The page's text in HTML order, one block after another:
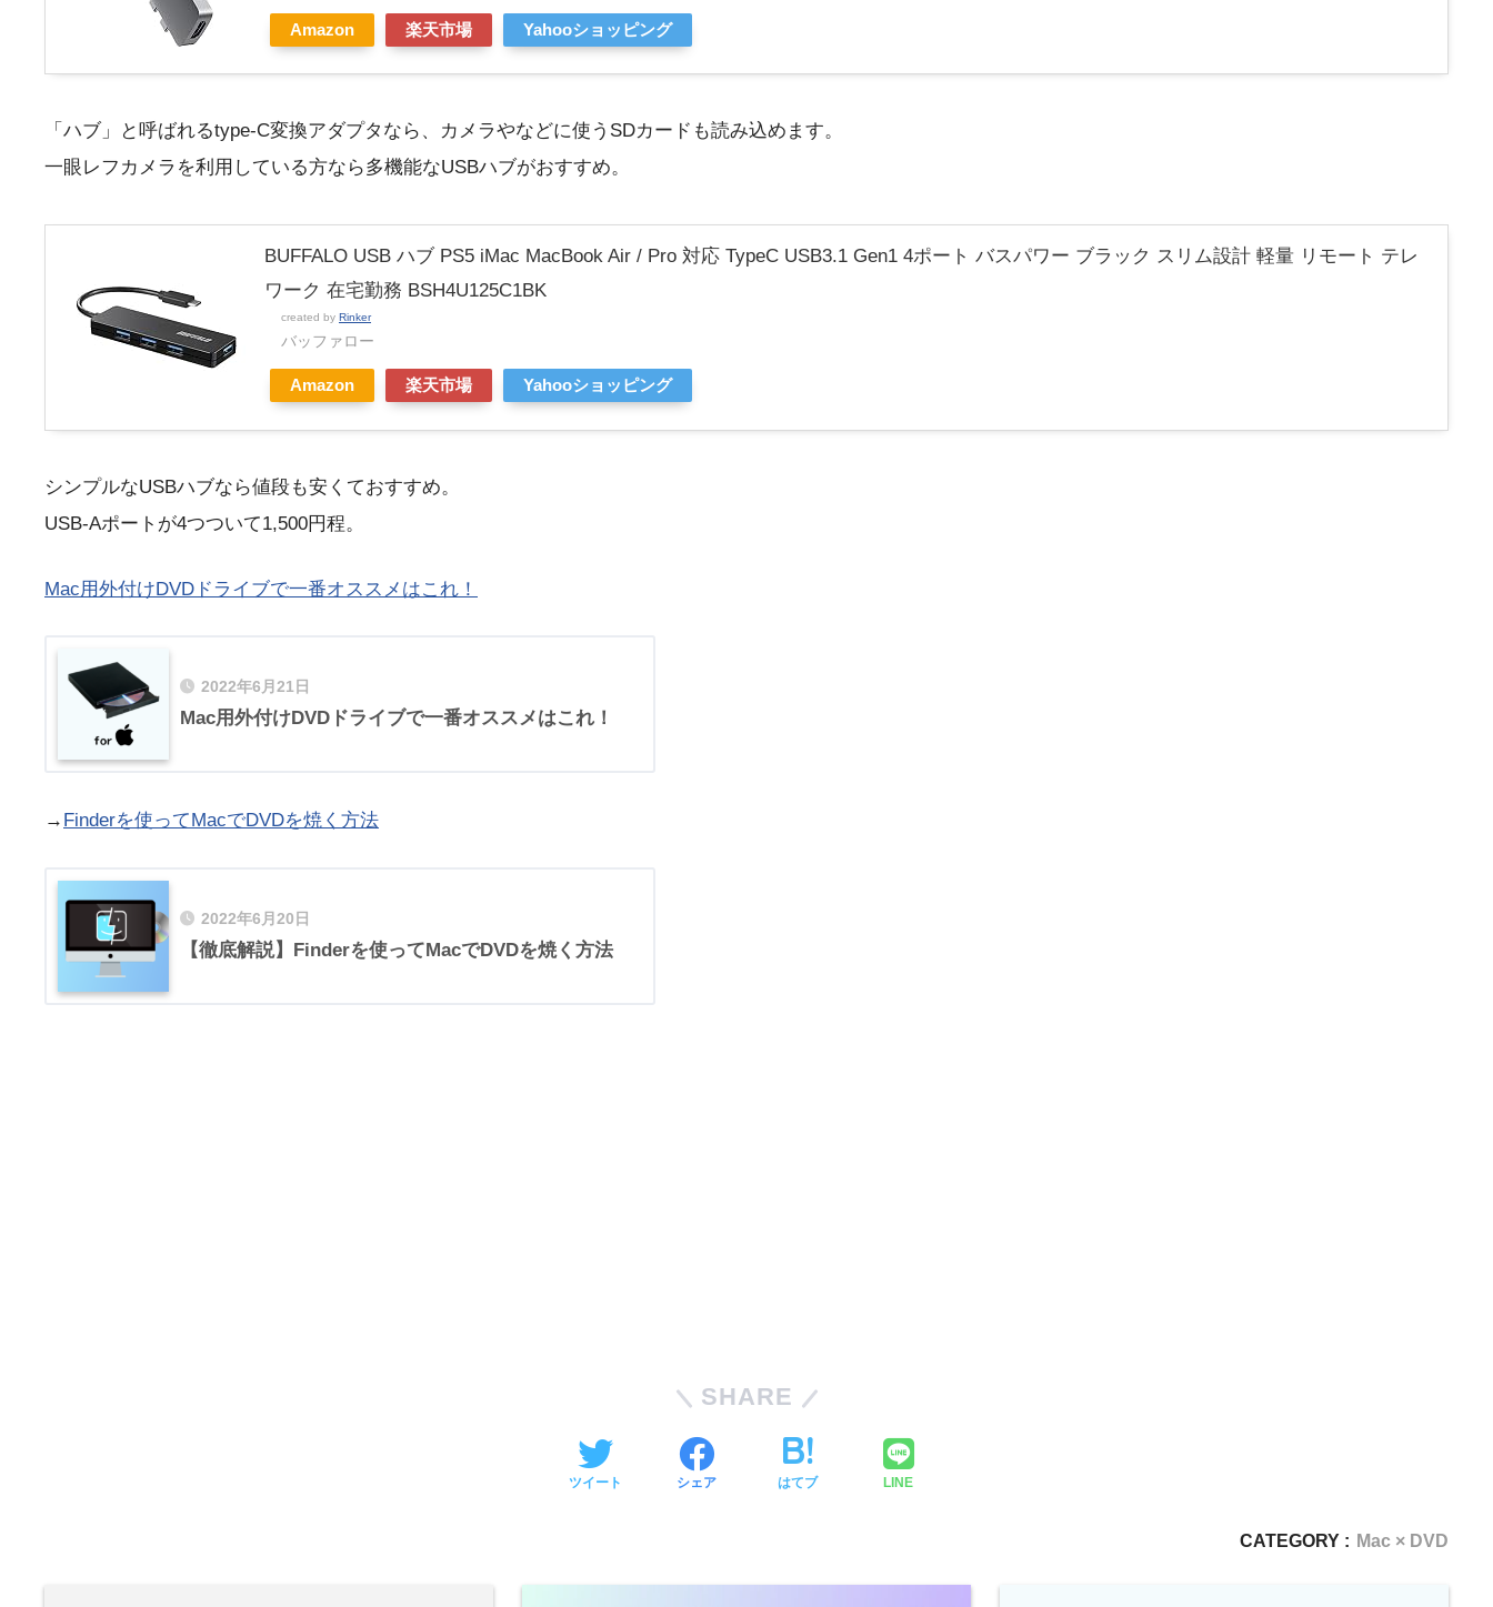
Amazon 楽天市場 Yahooショッピング
「ハブ」と呼ばれるtype-C変換アダプタなら、カメラやなどに使うSDカードも読み込めます。
一眼レフカメラを利用している方なら多機能なUSBハブがおすすめ。
BUFFALO USB ハブ PS5 iMac MacBook Air / Pro 対応 TypeC USB3.1 Gen1 4ポート バスパワー ブラック スリム設計 軽量 リモート テレ
ワーク 在宅勤務 BSH4U125C1BK
created by Rinker
バッファロー
Amazon 楽天市場 Yahooショッピング
シンプルなUSBハブなら値段も安くておすすめ。
USB-Aポートが4つついて1,500円程。
Mac用外付けDVDドライブで一番オススメはこれ！
2022年6月21日
Mac用外付けDVDドライブで一番オススメはこれ！
→ Finderを使ってMacでDVDを焼く方法
2022年6月20日
【徹底解説】Finderを使ってMacでDVDを焼く方法
SHARE
ツイート シェア はてブ LINE
CATEGORY : Mac × DVD